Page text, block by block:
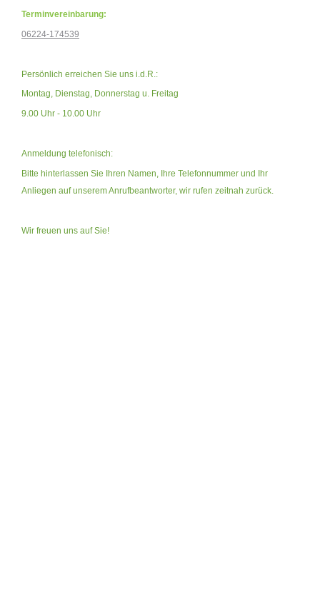
Terminvereinbarung:
06224-174539
Persönlich erreichen Sie uns i.d.R.:
Montag, Dienstag, Donnerstag u. Freitag
9.00 Uhr - 10.00 Uhr
Anmeldung telefonisch:
Bitte hinterlassen Sie Ihren Namen, Ihre Telefonnummer und Ihr
Anliegen auf unserem Anrufbeantworter, wir rufen zeitnah zurück.
Wir freuen uns auf Sie!